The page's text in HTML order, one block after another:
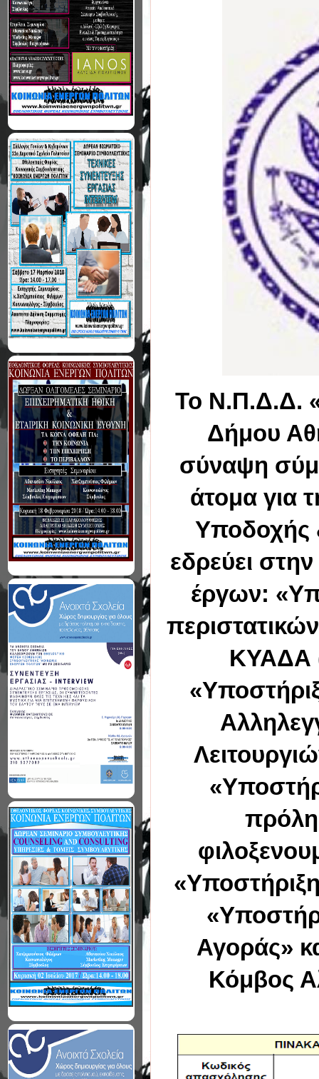
Το Ν.Π.Δ.Δ.
Δήμου
σύναψη
άτομα για
Υποδοχής
εδρεύει
έργων:
ΚΥΑΔΑ
Αγοράς»
Κόμβος